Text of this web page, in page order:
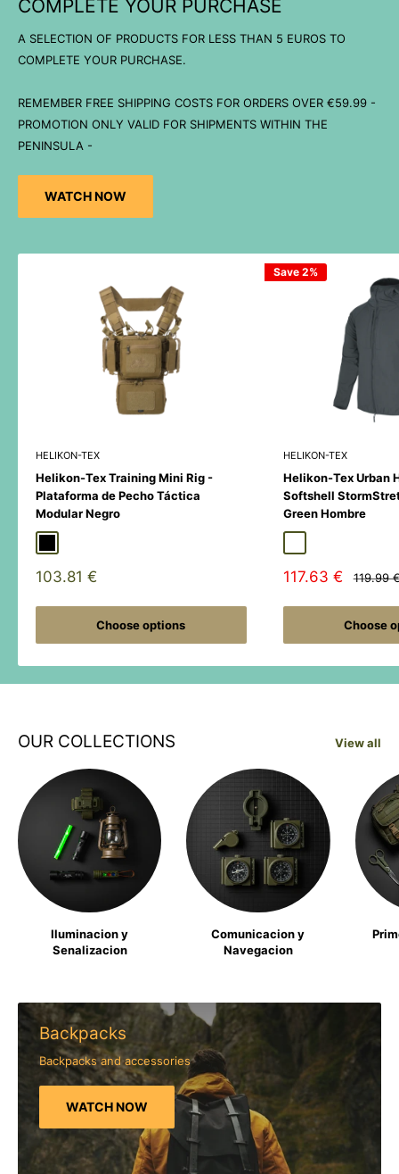
COMPLETE YOUR PURCHASE
A SELECTION OF PRODUCTS FOR LESS THAN 5 EUROS TO
COMPLETE YOUR PURCHASE.
REMEMBER FREE SHIPPING COSTS FOR ORDERS OVER €59.99 -
PROMOTION ONLY VALID FOR SHIPMENTS WITHIN THE
PENINSULA -
WATCH NOW
HELIKON-TEX
Helikon-Tex Training Mini Rig -
Plataforma de Pecho Táctica
Modular Negro
Sale
103.81 €
Choose options
Save 2%
HELIKON-TEX
Helikon-Tex Urban
Softshell
Green Hombre
Sale
117.63 €
Regular
119.99
Choose
OUR COLLECTIONS View all
Iluminacion y
Senalizacion
Comunicacion y
Navegacion
Backpacks
Backpacks and accessories
WATCH NOW